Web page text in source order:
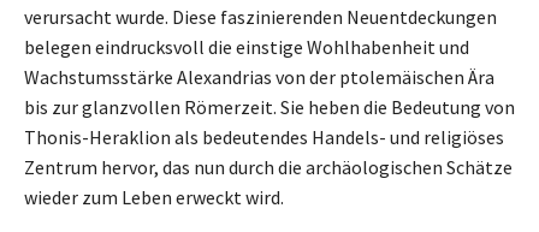
verursacht wurde. Diese faszinierenden Neuentdeckungen
belegen eindrucksvoll die einstige Wohlhabenheit und
Wachstumsstärke Alexandrias von der ptolemäischen Ära
bis zur glanzvollen Römerzeit. Sie heben die Bedeutung von
Thonis-Heraklion als bedeutendes Handels- und religiöses
Zentrum hervor, das nun durch die archäologischen Schätze
wieder zum Leben erweckt wird.